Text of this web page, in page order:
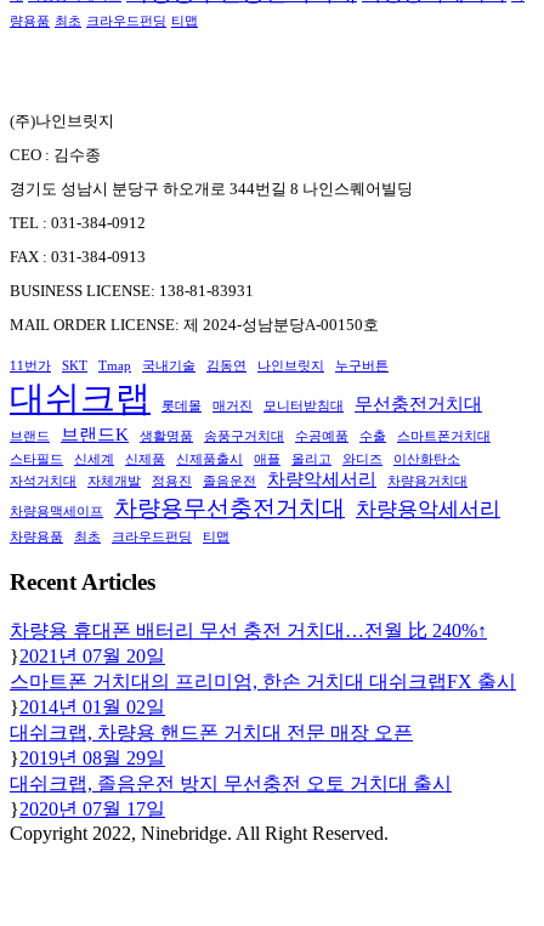
량용품 최초 크라우드펀딩 티맵
(주)나인브릿지
CEO : 김수종
경기도 성남시 분당구 하오개로 344번길 8 나인스퀘어빌딩
TEL : 031-384-0912
FAX : 031-384-0913
BUSINESS LICENSE: 138-81-83931
MAIL ORDER LICENSE: 제 2024-성남분당A-00150호
11번가 SKT Tmap 국내기술 김동연 나인브릿지 누구버튼
대쉬크랩 롯데몰 매거진 모니터받침대 무선충전거치대
브랜드 브랜드K 생활명품 송풍구거치대 수공예품 수출
스마트폰거치대
스타필드
신세계 신제품 신제품출시 애플 올리고 와디즈
이산화탄소
자석거치대
자체개발 정용진 졸음운전 차량악세서리 차량용거치대
차량용맥세이프 차량용무선충전거치대 차량용악세서리
차량용품 최초 크라우드펀딩 티맵
Recent Articles
차량용 휴대폰 배터리 무선 충전 거치대…전월 比 240%↑
2021년 07월 20일
스마트폰 거치대의 프리미엄, 한손 거치대 대쉬크랩FX 출시
2014년 01월 02일
대쉬크랩, 차량용 핸드폰 거치대 전문 매장 오픈
2019년 08월 29일
대쉬크랩, 졸음운전 방지 무선충전 오토 거치대 출시
2020년 07월 17일
Copyright 2022, Ninebridge. All Right Reserved.